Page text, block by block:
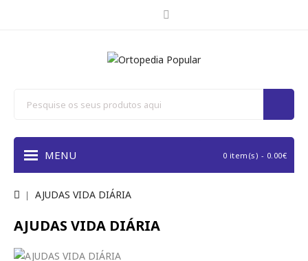
0 item(s) - 0.00€
MENU
AJUDAS VIDA DIÁRIA
AJUDAS VIDA DIÁRIA